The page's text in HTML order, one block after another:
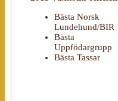
Bästa Norsk
Lundehund/BIR
Bästa
Uppfödargrupp
Bästa Tassar